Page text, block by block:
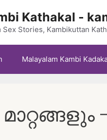
Kathakal -
Sex Stories, Kambikuttan
Malayalam Kambi